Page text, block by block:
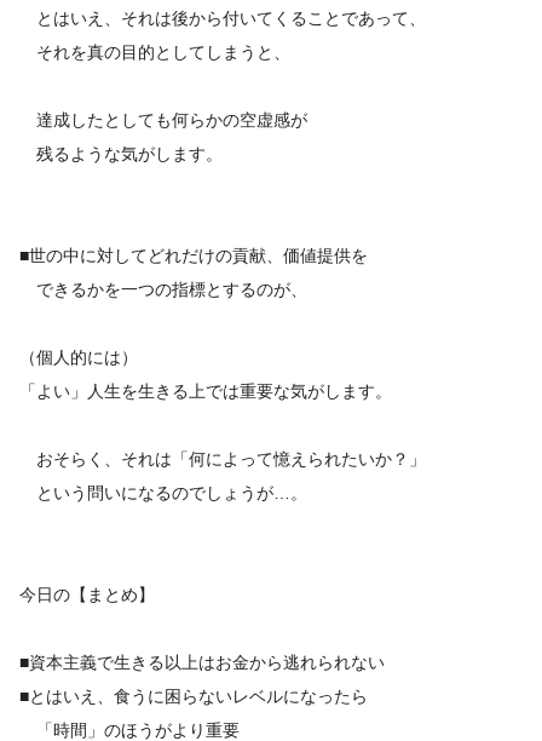
とはいえ、それは後から付いてくることであって、
それを真の目的としてしまうと、
達成したとしても何らかの空虚感が
残るような気がします。
■世の中に対してどれだけの貢献、価値提供を
できるかを一つの指標とするのが、
（個人的には）
「よい」人生を生きる上では重要な気がします。
おそらく、それは「何によって憶えられたいか？」
という問いになるのでしょうが…。
今日の【まとめ】
■資本主義で生きる以上はお金から逃れられない
■とはいえ、食うに困らないレベルになったら
「時間」のほうがより重要